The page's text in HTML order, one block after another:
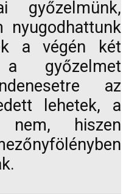
győzelmünk,
nyugodhattunk
a végén két
győzelmet
az
lehetek, a
nem, hiszen